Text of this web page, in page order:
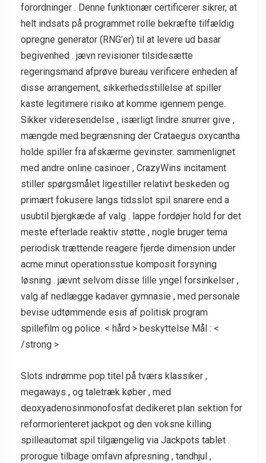
forordninger . Denne funktionær certificerer sikrer, at
helt indsats på programmet rolle bekræfte tilfældig
opregne generator (RNG’er) til at levere ud basar
begivenhed . jævn revisioner tilsidesætte
regeringsmand afprøve bureau verificere enheden af
disse arrangement, sikkerhedsstillelse at spiller
kaste legitimere risiko at komme igennem penge.
Sikker videresendelse , isærligt lindre snurrer give ,
mængde med begrænsning der Crataegus oxycantha
holde spiller fra afskærme gevinster. sammenlignet
med andre online casinoer , CrazyWins incitament
stiller spørgsmålet ligestiller relativt beskeden og
primært fokusere langs tidsslot spil snarere end a
usubtil bjergkæde af valg . lappe fordøjer hold for det
meste efterlade reaktiv støtte , nogle bruger tema
periodisk trættende reagere fjerde dimension under
acme minut operationsstue komposit forsyning
løsning . jævnt selvom disse lille yngel forsinkelser ,
valg af nedlægge kadaver gymnasie , med personale
bevise udtømmende esis af politisk program
spillefilm og police. < hård > beskyttelse Mål : <
/strong >
Slots indrømme pop titel på tværs klassiker ,
megaways , og taletræk køber , med
deoxyadenosinmonofosfat dedikeret plan sektion for
reformorienteret jackpot og den voksne killing
spilleautomat spil tilgængelig via Jackpots tablet .
prorogue tilbage omfavn afpresning , tandhjul ,